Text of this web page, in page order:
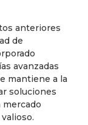
anteriores
de
avanzadas
mantiene a la
soluciones
mercado